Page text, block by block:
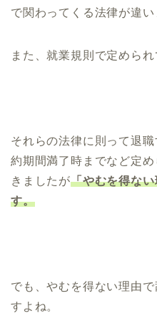
で関わってくる法律が違い
また、就業規則で定めら
それらの法律に則って退
約期間満了時までなど定
きましたが「やむを得な
す。
でも、やむを得ない理由
すよね。